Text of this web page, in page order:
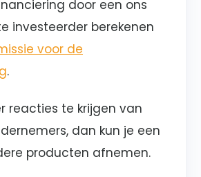
door een ons
investeerder berekenen
voor de
.
reacties te krijgen van
dan kun je een
producten afnemen.